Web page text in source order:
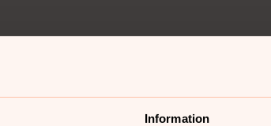
Information